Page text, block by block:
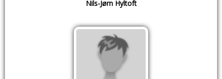
Nils-Jørn Hyltoft